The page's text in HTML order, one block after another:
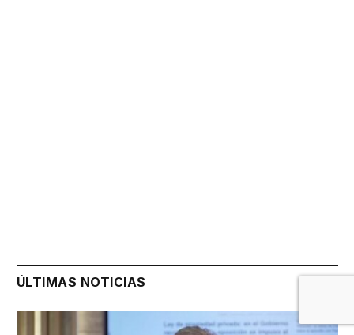
ÚLTIMAS NOTICIAS